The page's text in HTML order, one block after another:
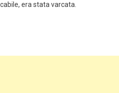
era stata varcata.